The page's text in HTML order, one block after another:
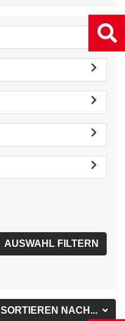
SORTIEREN NACH...